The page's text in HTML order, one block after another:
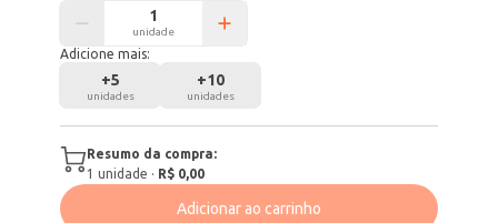
unidade
Adicione mais:
+5
unidades
+10
unidades
Resumo da compra:
1 unidade · R$ 0,00
Adicionar ao carrinho